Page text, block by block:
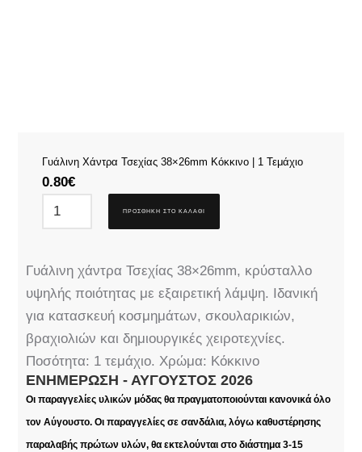
Γυάλινη Χάντρα Τσεχίας 38×26mm Κόκκινο | 1 Τεμάχιο
0.80€
ΠΡΟΣΘΉΚΗ ΣΤΟ ΚΑΛΆΘΙ
Γυάλινη χάντρα Τσεχίας 38×26mm, κρύσταλλο
υψηλής ποιότητας με εξαιρετική λάμψη. Ιδανική
για κατασκευή κοσμημάτων, σκουλαρικιών,
βραχιολιών και δημιουργικές χειροτεχνίες.
Ποσότητα: 1 τεμάχιο. Χρώμα: Κόκκινο
ΕΝΗΜΈΡΩΣΗ - ΑΎΓΟΥΣΤΟΣ 2026
Οι παραγγελίες υλικών μόδας θα πραγματοποιούνται κανονικά όλο
τον Αύγουστο. Οι παραγγελίες σε σανδάλια, λόγω καθυστέρησης
παραλαβής πρώτων υλών, θα εκτελούνται στο διάστημα 3-15